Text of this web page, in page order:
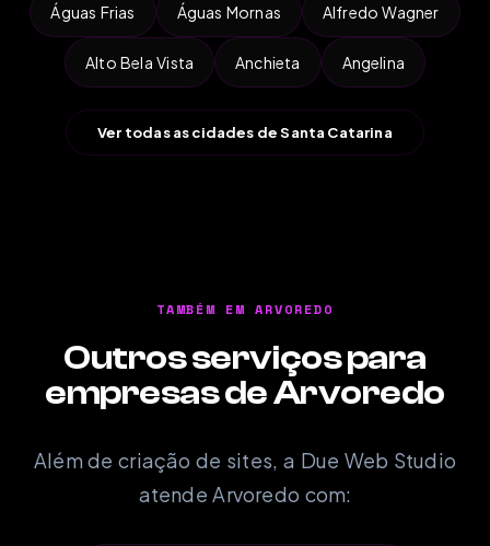
Águas Frias Águas Mornas Alfredo Wagner
Alto Bela Vista Anchieta Angelina
Ver todas as cidades de Santa Catarina
TAMBÉM EM ARVOREDO
Outros serviços para
empresas de Arvoredo
Além de criação de sites, a Due Web Studio
atende Arvoredo com: